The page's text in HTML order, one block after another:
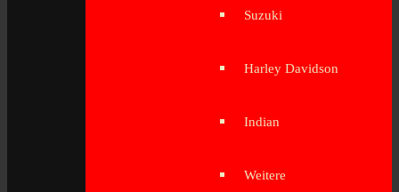
Suzuki
Harley Davidson
Indian
Weitere